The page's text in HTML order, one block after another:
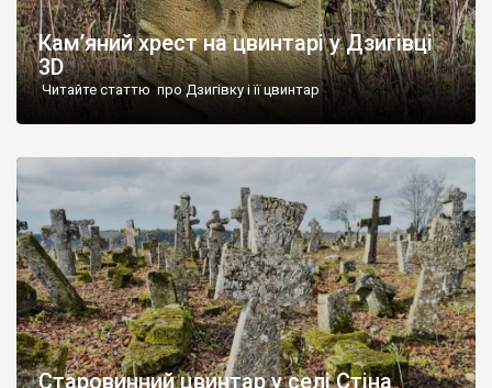
Кам’яний хрест на цвинтарі у Дзигівці
3D
Читайте статтю про Дзигівку і її цвинтар
Старовинний цвинтар у селі Стіна